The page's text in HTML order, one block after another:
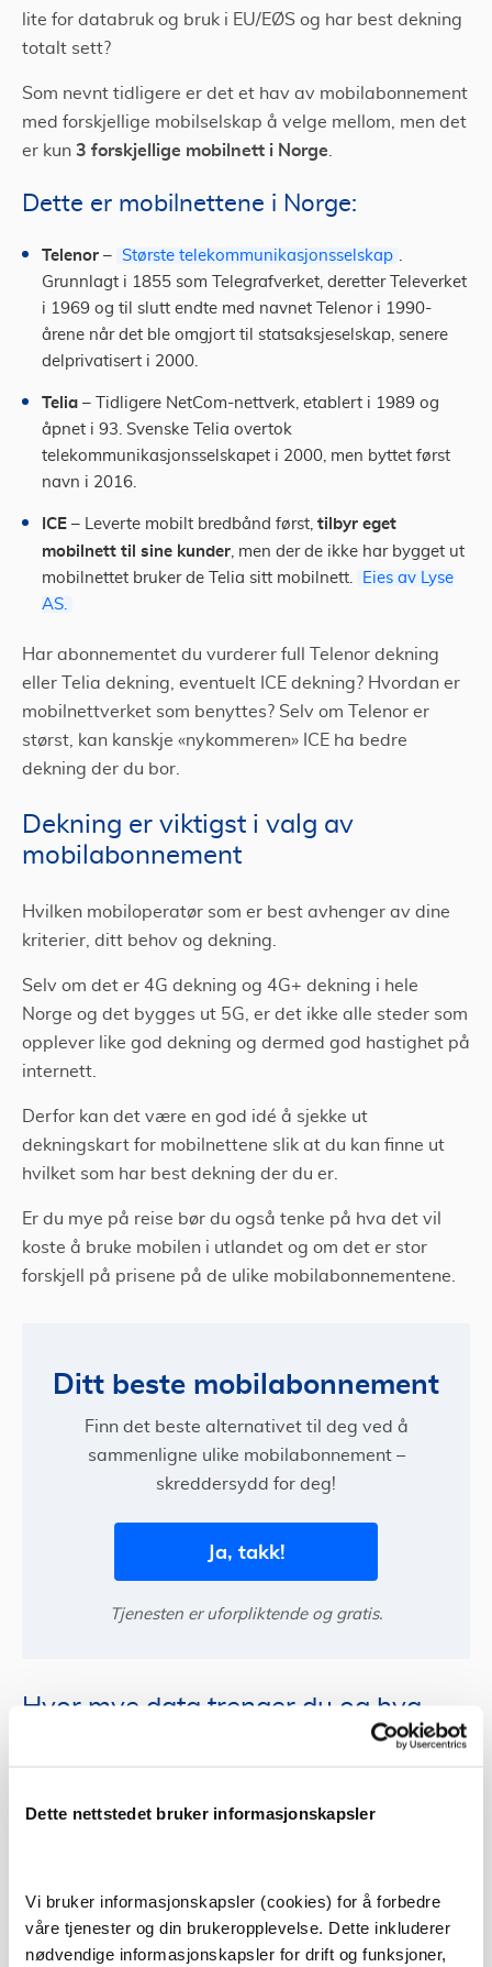
Dette nettstedet bruker informasjonskapsler
Vi bruker informasjonskapsler (cookies) for å forbedre
våre tjenester og din brukeropplevelse. Dette inkluderer
nødvendige informasjonskapsler for drift og funksjoner,
lite for databruk og bruk i EU/EØS og har best dekning
totalt sett?
Som nevnt tidligere er det et hav av mobilabonnement
med forskjellige mobilselskap å velge mellom, men det
er kun 3 forskjellige mobilnett i Norge
Dette er mobilnettene i Norge:
Telenor – Største telekommunikasjonsselskap .
Grunnlagt i 1855 som Telegrafverket, deretter Televerket
i 1969 og til slutt endte med navnet Telenor i 1990-
årene når det ble omgjort til statsaksjeselskap, senere
delprivatisert i 2000.
Telia – Tidligere NetCom-nettverk, etablert i 1989 og
åpnet i 93. Svenske Telia overtok
telekommunikasjonsselskapet i 2000, men byttet først
navn i 2016.
ICE – Leverte mobilt bredbånd først, tilbyr eget
mobilnett til sine kunder, men der de ikke har bygget ut
mobilnettet bruker de Telia sitt mobilnett.
Eies av Lyse
AS.
Har abonnementet du vurderer full Telenor dekning
eller Telia dekning, eventuelt ICE dekning? Hvordan er
mobilnettverket som benyttes? Selv om Telenor er
størst, kan kanskje «nykommeren» ICE ha bedre
dekning der du bor.
Dekning er viktigst i valg av
mobilabonnement
Hvilken mobiloperatør som er best avhenger av dine
kriterier, ditt behov og dekning.
Selv om det er 4G dekning og 4G+ dekning i hele
Norge og det bygges ut 5G, er det ikke alle steder som
opplever like god dekning og dermed god hastighet på
internett.
Derfor kan det være en god idé å sjekke ut
dekningskart for mobilnettene slik at du kan finne ut
hvilket som har best dekning der du er.
Er du mye på reise bør du også tenke på hva det vil
koste å bruke mobilen i utlandet og om det er stor
forskjell på prisene på de ulike mobilabonnementene.
Ditt beste mobilabonnement
Finn det beste alternativet til deg ved å
sammenligne ulike mobilabonnement –
skreddersydd for deg!
Ja, takk!
Tjenesten er uforpliktende og gratis.
Hvor mye data trenger du og hva
data inkludert, fri bruk av data, ubegrenset data eller
Hva er fri data og er det helt
ubegrenset?